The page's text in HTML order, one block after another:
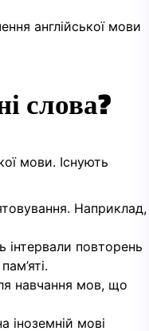
англійської мови
слова?
мови. Існують
Наприклад,
інтервали повторень
навчання мов, що
іноземній мові